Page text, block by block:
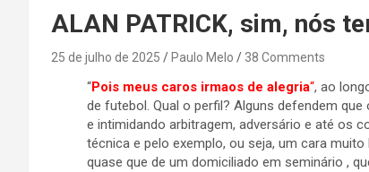
ALAN PATRICK, sim, nós
25 de julho de 2025 Paulo Melo 38 Comments
“Pois meus caros irmaos de alegria“, ao
de futebol. Qual o perfil? Alguns defendem
e intimidando arbitragem, adversário e até os
técnica e pelo exemplo, ou seja, um cara
quase que de um domiciliado em seminário ,